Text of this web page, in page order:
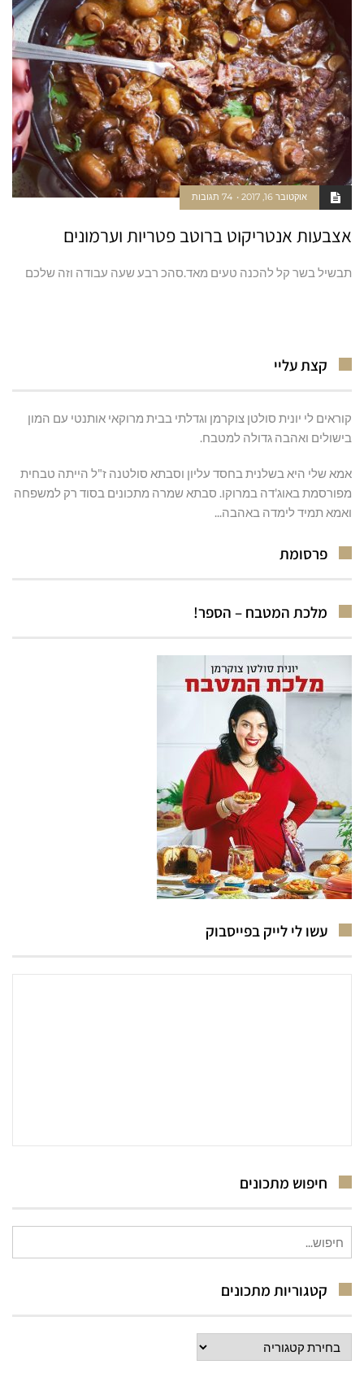
אוקטובר 16, 2017 74 תגובות
אצבעות אנטריקוט ברוטב פטריות וערמונים
תבשיל בשר קל להכנה טעים מאד.סהכ רבע שעה עבודה וזה שלכם
קצת עליי
קוראים לי יונית סולטן צוקרמן וגדלתי בבית מרוקאי אותנטי עם המון
בישולים ואהבה גדולה למטבח.
אמא שלי היא בשלנית בחסד עליון וסבתא סולטנה ז"ל הייתה טבחית
מפורסמת באוג'דה במרוקו. סבתא שמרה מתכונים בסוד רק למשפחה
ואמא תמיד לימדה באהבה...
פרסומת
מלכת המטבח – הספר!
עשו לי לייק בפייסבוק
חיפוש מתכונים
עבור:
קטגוריות מתכונים
קטגוריות
מתכונים